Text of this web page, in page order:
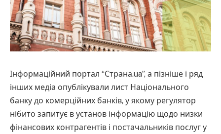
Інформаційний портал “Страна.ua”, а пізніше і ряд
інших медіа опублікували лист Національного
банку до комерційних банків, у якому регулятор
нібито запитує в установ інформацію щодо низки
фінансових контрагентів і постачальників послуг у